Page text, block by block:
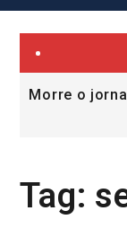
Morre o
Tag: